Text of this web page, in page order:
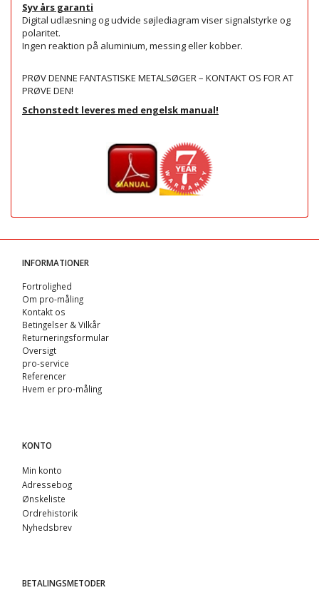
Syv års garanti
Digital udlæsning og udvide søjlediagram viser signalstyrke og
polaritet.
Ingen reaktion på aluminium, messing eller kobber.
PRØV DENNE FANTASTISKE METALSØGER – KONTAKT OS FOR AT
PRØVE DEN!
Schonstedt leveres med engelsk manual!
INFORMATIONER
Fortrolighed
Om pro-måling
Kontakt os
Betingelser & Vilkår
Returneringsformular
Oversigt
pro-service
Referencer
Hvem er pro-måling
KONTO
Min konto
Adressebog
Ønskeliste
Ordrehistorik
Nyhedsbrev
BETALINGSMETODER